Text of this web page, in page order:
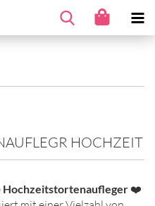
HOCHZEIT
Hochzeitstortenaufleger ❤